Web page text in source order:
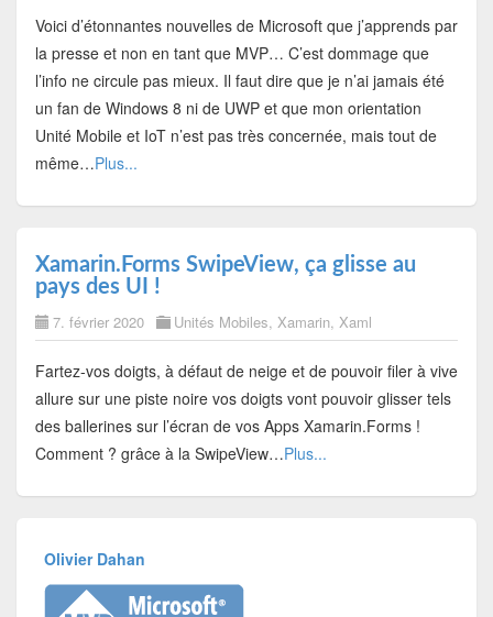
Voici d’étonnantes nouvelles de Microsoft que j’apprends par
la presse et non en tant que MVP… C’est dommage que
l’info ne circule pas mieux. Il faut dire que je n’ai jamais été
un fan de Windows 8 ni de UWP et que mon orientation
Unité Mobile et IoT n’est pas très concernée, mais tout de
même…Plus...
Xamarin.Forms SwipeView, ça glisse au
pays des UI !
7. février 2020 Unités Mobiles, Xamarin, Xaml
Fartez-vos doigts, à défaut de neige et de pouvoir filer à vive
allure sur une piste noire vos doigts vont pouvoir glisser tels
des ballerines sur l’écran de vos Apps Xamarin.Forms !
Comment ? grâce à la SwipeView…Plus...
Olivier Dahan